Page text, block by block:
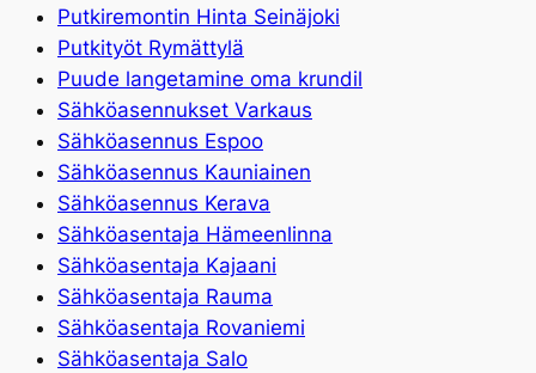
Putkiremontin Hinta Seinäjoki
Putkityöt Rymättylä
Puude langetamine oma krundil
Sähköasennukset Varkaus
Sähköasennus Espoo
Sähköasennus Kauniainen
Sähköasennus Kerava
Sähköasentaja Hämeenlinna
Sähköasentaja Kajaani
Sähköasentaja Rauma
Sähköasentaja Rovaniemi
Sähköasentaja Salo